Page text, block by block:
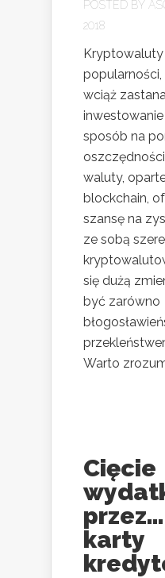
POSTED BY
2018
Kryptowaluty
wciąż
sposób na
waluty,
blockchain,
szansę na
ze sobą
się dużą
być zarówno
Warto
Cięcie
karty